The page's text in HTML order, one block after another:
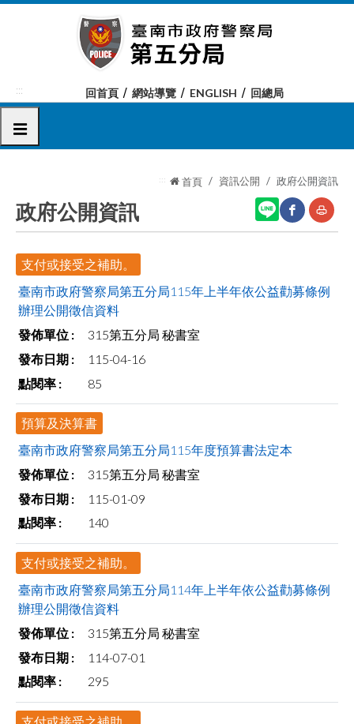
跳
容
塊
::: 回首頁 網站導覽 ENGLISH 回總局
選單
::: 首頁 資訊公開 政府公開資訊
政府公開資訊
支付或接受之補助。
臺南市政府警察局第五分局115年上半年依公益勸募條例
辦理公開徵信資料
315第五分局 秘書室
115-04-16
85
預算及決算書
臺南市政府警察局第五分局115年度預算書法定本
315第五分局 秘書室
115-01-09
140
支付或接受之補助。
臺南市政府警察局第五分局114年上半年依公益勸募條例
辦理公開徵信資料
315第五分局 秘書室
114-07-01
295
支付或接受之補助。